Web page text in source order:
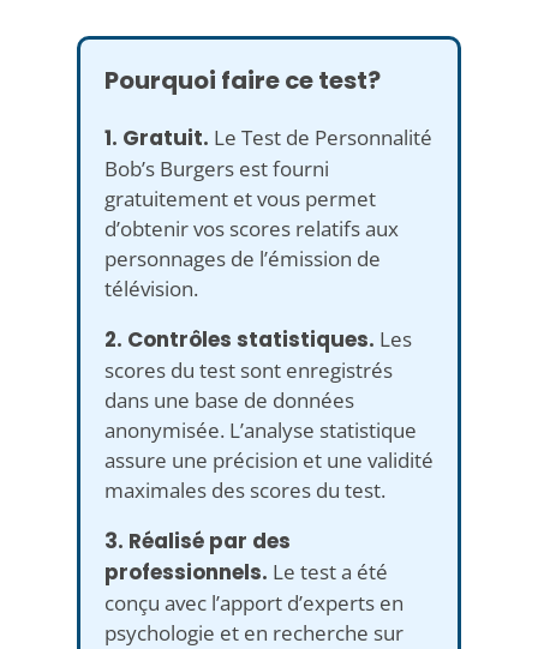
Pourquoi faire ce test?
1. Gratuit. Le Test de Personnalité
Bob’s Burgers est fourni
gratuitement et vous permet
d’obtenir vos scores relatifs aux
personnages de l’émission de
télévision.
2. Contrôles statistiques. Les
scores du test sont enregistrés
dans une base de données
anonymisée. L’analyse statistique
assure une précision et une validité
maximales des scores du test.
3. Réalisé par des
professionnels. Le test a été
conçu avec l’apport d’experts en
psychologie et en recherche sur